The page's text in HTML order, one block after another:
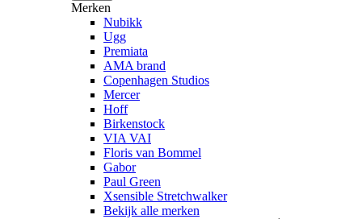
Merken
Nubikk
Ugg
Premiata
AMA brand
Copenhagen Studios
Mercer
Hoff
Birkenstock
VIA VAI
Floris van Bommel
Gabor
Paul Green
Xsensible Stretchwalker
Bekijk alle merken